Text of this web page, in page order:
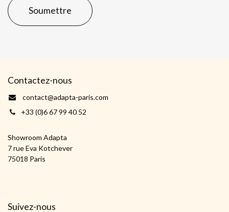
Soumettre
Contactez-nous
contact@adapta-paris.com
+33 (0)6 67 99 40 52
Showroom Adapta
7 rue Eva Kotchever
75018 Paris
Suivez-nous